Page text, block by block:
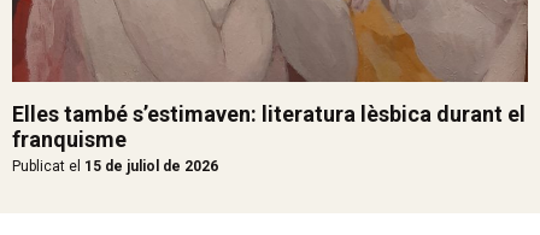
Elles també s’estimaven: literatura lèsbica durant el
franquisme
Publicat el 15 de juliol de 2026